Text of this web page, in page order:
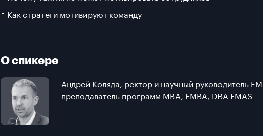
Как стратеги мотивируют команду
О спикере
Андрей Коляда, ректор и научный руководитель
преподаватель программ MBA, EMBA, DBA EMAS